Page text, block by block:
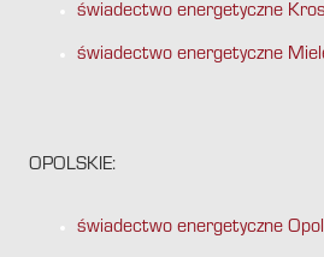
świadectwo energetyczne
świadectwo energetyczne
OPOLSKIE:
świadectwo energetyczne